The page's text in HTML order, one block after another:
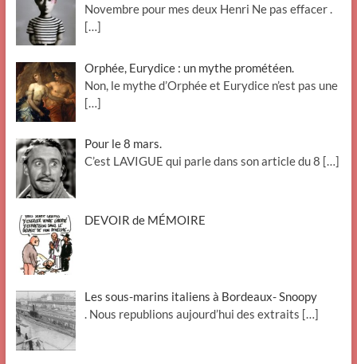
Novembre pour mes deux Henri Ne pas effacer .
[…]
Orphée, Eurydice : un mythe prométéen.
Non, le mythe d’Orphée et Eurydice n’est pas une
[…]
Pour le 8 mars.
C’est LAVIGUE qui parle dans son article du 8 […]
DEVOIR de MÉMOIRE
Les sous-marins italiens à Bordeaux- Snoopy
. Nous republions aujourd’hui des extraits […]